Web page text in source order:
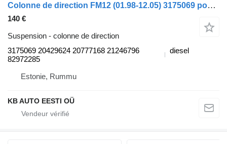
Colonne de direction FM12 (01.98-12.05) 3175069 pour camion Volvo FM7-FM12, FM, FMX (1998-2014)
140 €
Suspension - colonne de direction
3175069 20429624 20777168 21246796
82972285
diesel
Estonie, Rummu
KB AUTO EESTI OÜ